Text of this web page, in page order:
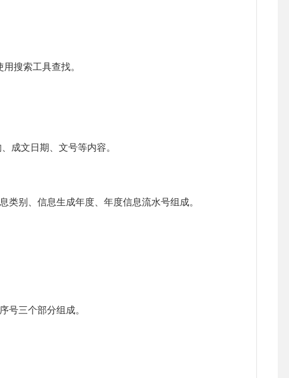
搜索工具查找。
文日期、文号等内容。
别、信息生成年度、年度信息流水号组成。
三个部分组成。